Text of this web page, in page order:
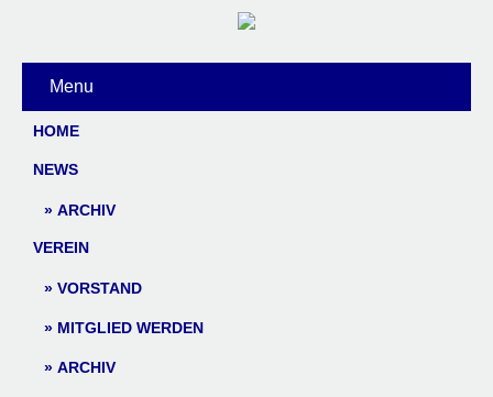
Menu
HOME
NEWS
ARCHIV
VEREIN
VORSTAND
MITGLIED WERDEN
ARCHIV